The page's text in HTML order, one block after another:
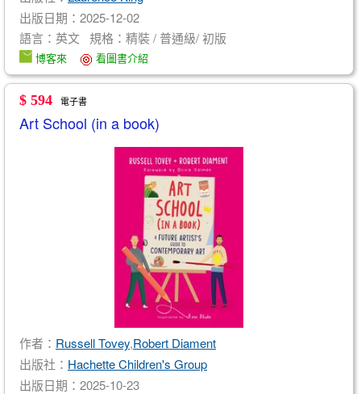
出版日期：2025-12-02
語言：英文 規格：精裝 / 普通級/ 初版
博客來 看圖書介紹
$ 594 電子書
Art School (in a book)
作者： Russell Tovey,Robert Diament
出版社： Hachette Children's Group
出版日期：2025-10-23